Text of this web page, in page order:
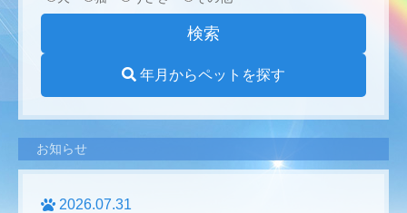
年月からペットを探す
お知らせ
2026.07.31